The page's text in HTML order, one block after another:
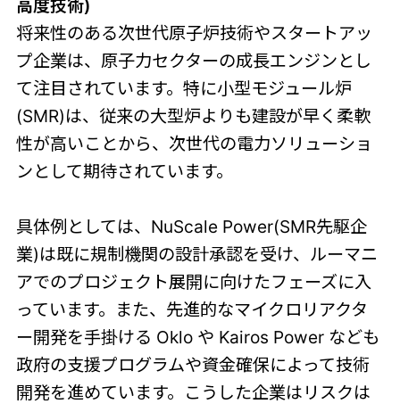
高度技術)
将来性のある次世代原子炉技術やスタートアッ
プ企業は、原子力セクターの成長エンジンとし
て注目されています。特に小型モジュール炉
(SMR)は、従来の大型炉よりも建設が早く柔軟
性が高いことから、次世代の電力ソリューショ
ンとして期待されています。
具体例としては、NuScale Power(SMR先駆企
業)は既に規制機関の設計承認を受け、ルーマニ
アでのプロジェクト展開に向けたフェーズに入
っています。また、先進的なマイクロリアクタ
ー開発を手掛ける Oklo や Kairos Power なども
政府の支援プログラムや資金確保によって技術
開発を進めています。こうした企業はリスクは